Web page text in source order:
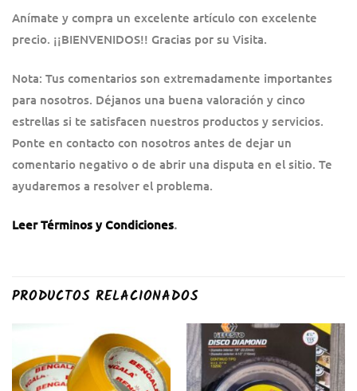
Anímate y compra un excelente artículo con excelente
precio. ¡¡BIENVENIDOS!! Gracias por su Visita.
Nota: Tus comentarios son extremadamente importantes
para nosotros. Déjanos una buena valoración y cinco
estrellas si te satisfacen nuestros productos y servicios.
Ponte en contacto con nosotros antes de dejar un
comentario negativo o de abrir una disputa en el sitio. Te
ayudaremos a resolver el problema.
Leer Términos y Condiciones.
PRODUCTOS RELACIONADOS